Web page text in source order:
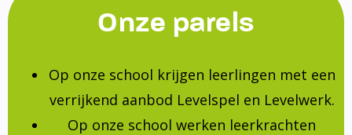
Onze parels
Op onze school krijgen leerlingen met een
verrijkend aanbod Levelspel en Levelwerk.
Op onze school werken leerkrachten